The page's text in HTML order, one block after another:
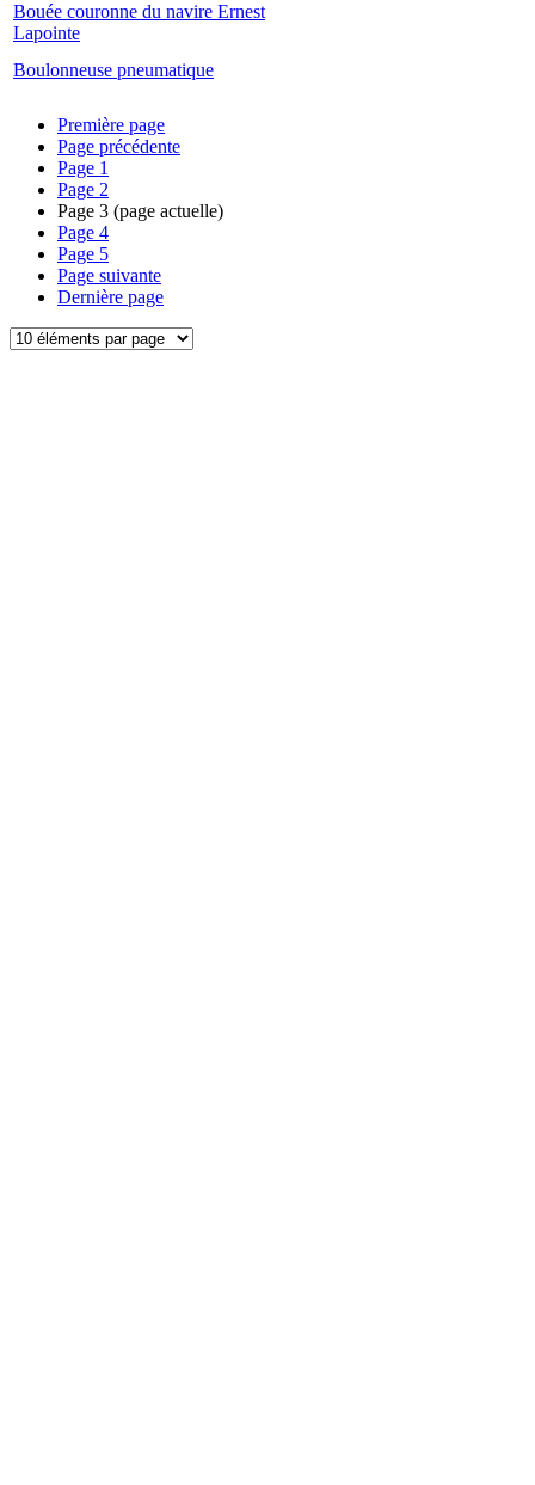
Bouée couronne du navire Ernest
Lapointe
Boulonneuse pneumatique
Première page
Page précédente
Page 1
Page 2
Page 3 (page actuelle)
Page 4
Page 5
Page suivante
Dernière page